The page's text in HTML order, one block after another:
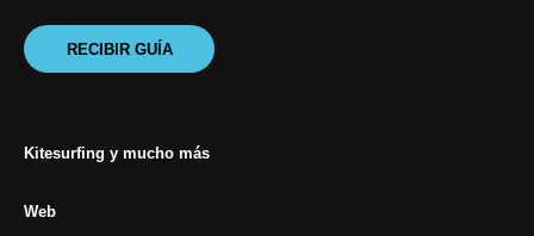
RECIBIR GUÍA
Kitesurfing y mucho más
Web